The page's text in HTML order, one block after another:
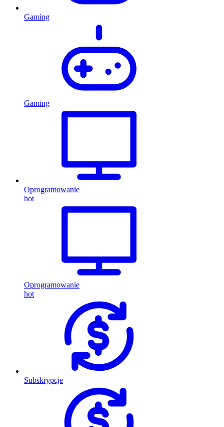
Gaming
Gaming
Oprogramowanie
hot
Oprogramowanie
hot
Subskrypcje